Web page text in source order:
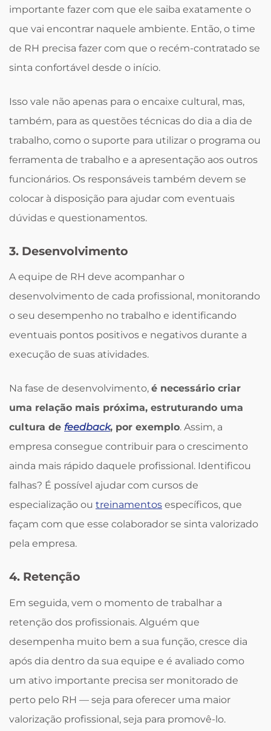
importante fazer com que ele saiba exatamente o
que vai encontrar naquele ambiente. Então, o time
de RH precisa fazer com que o recém-contratado se
sinta confortável desde o início.
Isso vale não apenas para o encaixe cultural, mas,
também, para as questões técnicas do dia a dia de
trabalho, como o suporte para utilizar o programa ou
ferramenta de trabalho e a apresentação aos outros
funcionários. Os responsáveis também devem se
colocar à disposição para ajudar com eventuais
dúvidas e questionamentos.
3. Desenvolvimento
A equipe de RH deve acompanhar o
desenvolvimento de cada profissional, monitorando
o seu desempenho no trabalho e identificando
eventuais pontos positivos e negativos durante a
execução de suas atividades.
Na fase de desenvolvimento, é necessário criar
uma relação mais próxima, estruturando uma
cultura de feedback, por exemplo. Assim, a
empresa consegue contribuir para o crescimento
ainda mais rápido daquele profissional. Identificou
falhas? É possível ajudar com cursos de
especialização ou treinamentos específicos, que
façam com que esse colaborador se sinta valorizado
pela empresa.
4. Retenção
Em seguida, vem o momento de trabalhar a
retenção dos profissionais. Alguém que
desempenha muito bem a sua função, cresce dia
após dia dentro da sua equipe e é avaliado como
um ativo importante precisa ser monitorado de
perto pelo RH — seja para oferecer uma maior
valorização profissional, seja para promovê-lo.